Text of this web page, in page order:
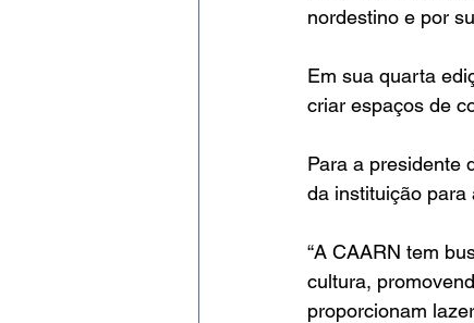
nordestino e por
Em sua quarta
criar espaços de
Para a presidente
da instituição para
“A CAARN tem
cultura,
proporcionam